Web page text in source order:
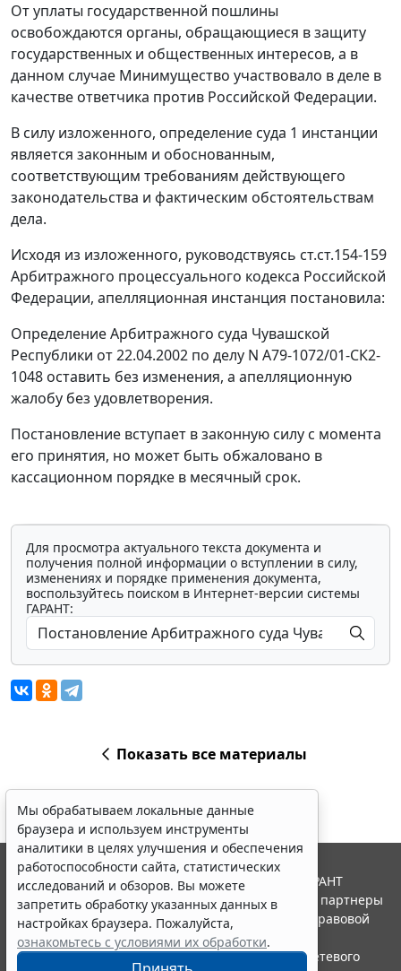
От уплаты государственной пошлины
освобождаются органы, обращающиеся в защиту
государственных и общественных интересов, а в
данном случае Минимущество участвовало в деле в
качестве ответчика против Российской Федерации.
В силу изложенного, определение суда 1 инстанции
является законным и обоснованным,
соответствующим требованиям действующего
законодательства и фактическим обстоятельствам
дела.
Исходя из изложенного, руководствуясь ст.ст.154-159
Арбитражного процессуального кодекса Российской
Федерации, апелляционная инстанция постановила:
ОпределениеАрбитражного суда Чувашской
Республики от 22.04.2002 по делу N А79-1072/01-СК2-
1048 оставить без изменения, а апелляционную
жалобу без удовлетворения.
Постановление вступает в законную силу с момента
его принятия, но может быть обжаловано в
кассационном порядке в месячный срок.
Для просмотра актуального текста документа и
получения полной информации о вступлении в силу,
изменениях и порядке применения документа,
воспользуйтесь поиском в Интернет-версии системы
ГАРАНТ:
Показать все материалы
Мы обрабатываем локальные данные
браузера и используем инструменты
аналитики в целях улучшения и обеспечения
работоспособности сайта, статистических
исследований и обзоров. Вы можете
запретить обработку указанных данных в
настройках браузера. Пожалуйста,
ознакомьтесь с условиями их обработки.
© ООО "НПП "ГАРАНТ-СЕРВИС", 2026. Система ГАРАНТ
выпускается с 1990 года. Компания "Гарант" и ее партнеры
являются участниками Российской ассоциации правовой
информации ГАРАНТ.
Портал ГАРАНТ.РУ зарегистрирован в качестве сетевого